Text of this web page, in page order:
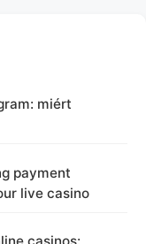
miért
payment
live casino